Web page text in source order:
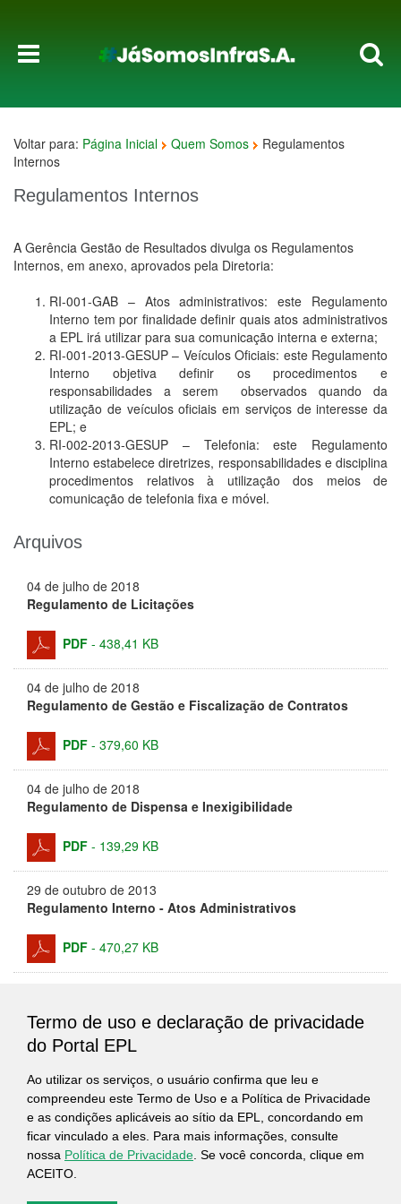
Voltar para: Página Inicial Quem Somos
Regulamentos
Internos
Regulamentos Internos
A Gerência Gestão de Resultados divulga os Regulamentos
Internos, em anexo, aprovados pela Diretoria:
RI-001-GAB – Atos administrativos: este Regulamento
Interno tem por finalidade definir quais atos administrativos
a EPL irá utilizar para sua comunicação interna e externa;
RI-001-2013-GESUP – Veículos Oficiais: este Regulamento
Interno objetiva definir os procedimentos e
responsabilidades a serem observados quando da
utilização de veículos oficiais em serviços de interesse da
EPL; e
RI-002-2013-GESUP – Telefonia: este Regulamento
Interno estabelece diretrizes, responsabilidades e disciplina
procedimentos relativos à utilização dos meios de
comunicação de telefonia fixa e móvel.
Arquivos
04 de julho de 2018
Regulamento de Licitações
PDF - 438,41 KB
04 de julho de 2018
Regulamento de Gestão e Fiscalização de Contratos
PDF - 379,60 KB
04 de julho de 2018
Regulamento de Dispensa e Inexigibilidade
PDF - 139,29 KB
29 de outubro de 2013
Regulamento Interno - Atos Administrativos
PDF - 470,27 KB
PDF- 189,04 KB
29 de outubro de 2013
Regulamento Interno - Telefonia
PDF-313,02 KB
Termo de uso e declaração de privacidade
do Portal EPL
Ao utilizar os serviços, o usuário confirma que leu e
compreendeu este Termo de Uso e a Política de Privacidade
e as condições aplicáveis ao sítio da EPL, concordando em
ficar vinculado a eles. Para mais informações, consulte
nossa Política de Privacidade . Se você concorda, clique em
ACEITO.